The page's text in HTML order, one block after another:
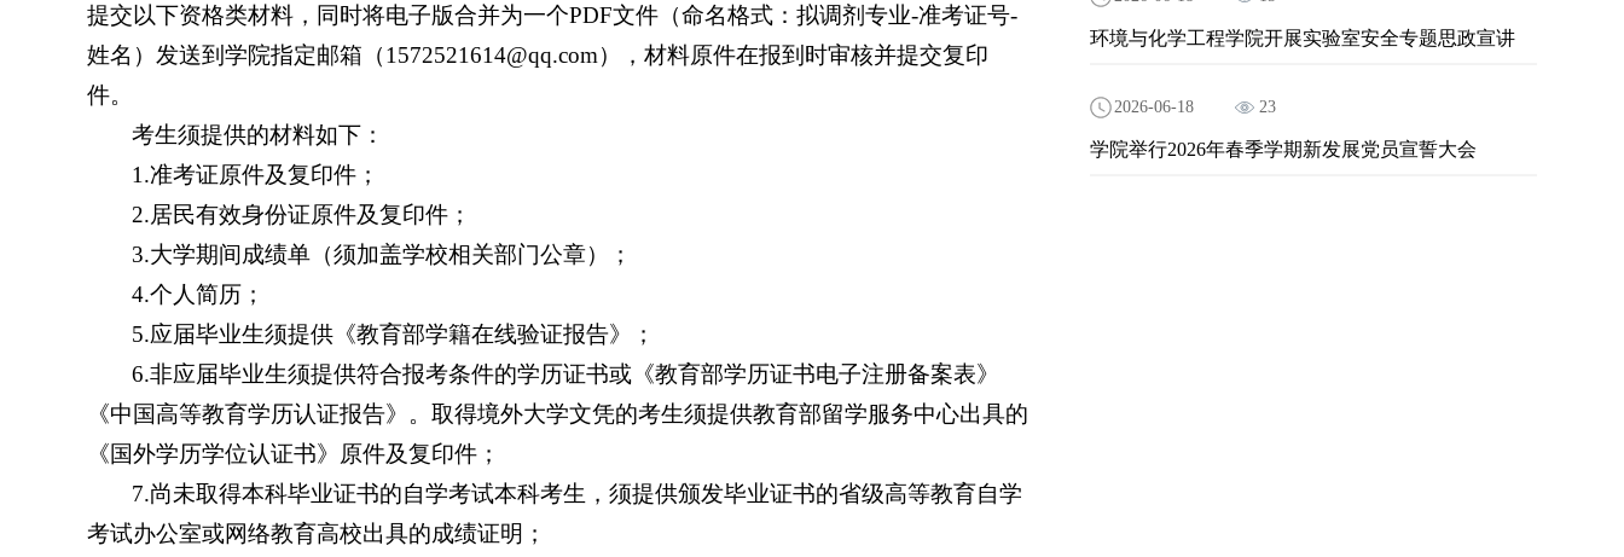
提交以下资格类材料， 同时将电子版合并为一个PDF文件 （命名格式：拟调剂专业-准考证号-
姓名 ） 发送到学院指定邮箱（1572521614@qq.com）
，材料原件在报到时审核并提交复印
件。
考生须提供的材料如下：
1.准考证原件及复印件；
2.居民有效身份证原件及复印件；
3.大学期间成绩单（须加盖学校相关部门公章）；
4.个人简历；
5.应届毕业生须提供《教育部学籍在线验证报告》；
6.非应届毕业生须提供符合报考条件的学历证书或《教育部学历证书电子注册备案表》
《中国高等教育学历认证报告》。取得境外大学文凭的考生须提供教育部留学服务中心出具的
《国外学历学位认证书》原件及复印件；
7.尚未取得本科毕业证书的自学考试本科考生，须提供颁发毕业证书的省级高等教育自学
考试办公室或网络教育高校出具的成绩证明；
环境与化学工程学院开展实验室安全专题思政宣讲
2026-06-18 23
学院举行2026年春季学期新发展党员宣誓大会